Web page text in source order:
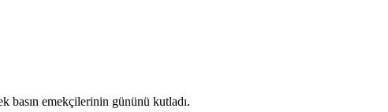
basın emekçilerinin gününü kutladı.